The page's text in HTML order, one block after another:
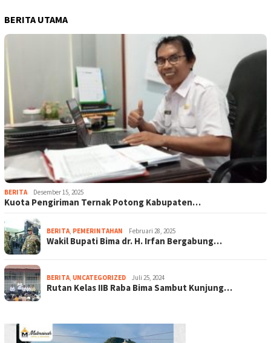
BERITA UTAMA
BERITA Desember 15, 2025
Kuota Pengiriman Ternak Potong Kabupaten…
BERITA, PEMERINTAHAN Februari 28, 2025
Wakil Bupati Bima dr. H. Irfan Bergabung…
BERITA, UNCATEGORIZED Juli 25, 2024
Rutan Kelas IIB Raba Bima Sambut Kunjung…